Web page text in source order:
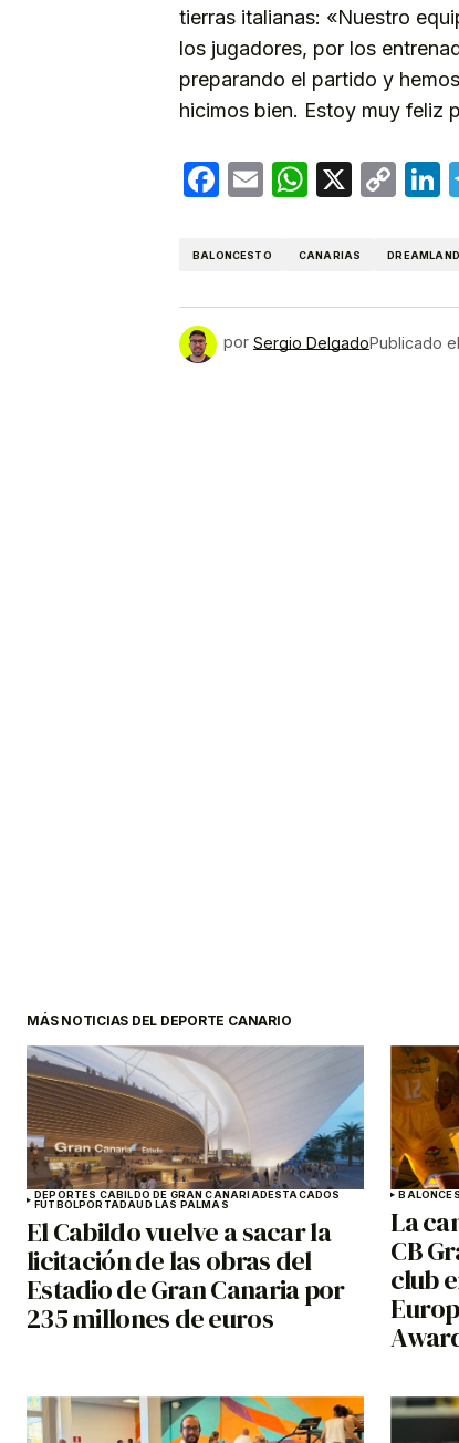
tierras italianas: «Nuestro
los jugadores, por los
preparando el partido y
hicimos bien. Estoy muy feliz
Facebook
Email X
BALONCESTO CANARIAS
por Sergio DelgadoPublicado el
MÁS NOTICIAS DEL DEPORTE CANARIO
DEPORTES CABILDO DE GRAN CANARIADESTACADOS
FÚTBOLPORTADAUD LAS PALMAS
El Cabildo vuelve a sacar la
licitación de las obras del
Estadio de Gran Canaria por
235 millones de euros
La
CB
club